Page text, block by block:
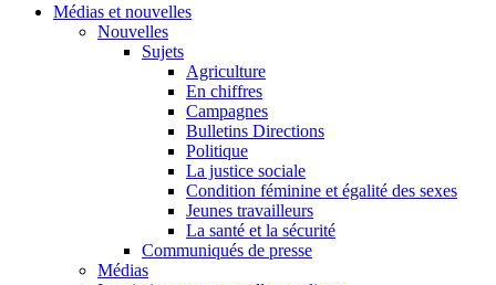
Médias et nouvelles
Nouvelles
Sujets
Agriculture
En chiffres
Campagnes
Bulletins Directions
Politique
La justice sociale
Condition féminine et égalité des sexes
Jeunes travailleurs
La santé et la sécurité
Communiqués de presse
Médias